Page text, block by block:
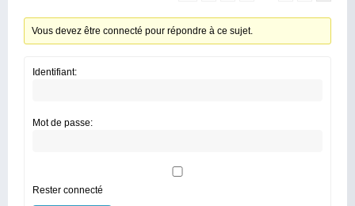
Vous devez être connecté pour répondre à ce sujet.
Identifiant:
Mot de passe:
Rester connecté